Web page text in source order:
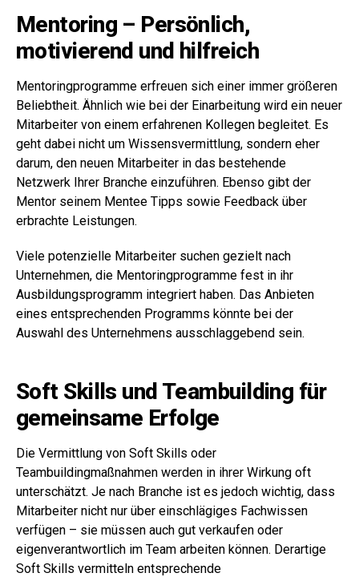
Mentoring – Persönlich,
motivierend und hilfreich
Mentoringprogramme erfreuen sich einer immer größeren
Beliebtheit. Ähnlich wie bei der Einarbeitung wird ein neuer
Mitarbeiter von einem erfahrenen Kollegen begleitet. Es
geht dabei nicht um Wissensvermittlung, sondern eher
darum, den neuen Mitarbeiter in das bestehende
Netzwerk Ihrer Branche einzuführen. Ebenso gibt der
Mentor seinem Mentee Tipps sowie Feedback über
erbrachte Leistungen.
Viele potenzielle Mitarbeiter suchen gezielt nach
Unternehmen, die Mentoringprogramme fest in ihr
Ausbildungsprogramm integriert haben. Das Anbieten
eines entsprechenden Programms könnte bei der
Auswahl des Unternehmens ausschlaggebend sein.
Soft Skills und Teambuilding für
gemeinsame Erfolge
Die Vermittlung von Soft Skills oder
Teambuildingmaßnahmen werden in ihrer Wirkung oft
unterschätzt. Je nach Branche ist es jedoch wichtig, dass
Mitarbeiter nicht nur über einschlägiges Fachwissen
verfügen – sie müssen auch gut verkaufen oder
eigenverantwortlich im Team arbeiten können. Derartige
Soft Skills vermitteln entsprechende